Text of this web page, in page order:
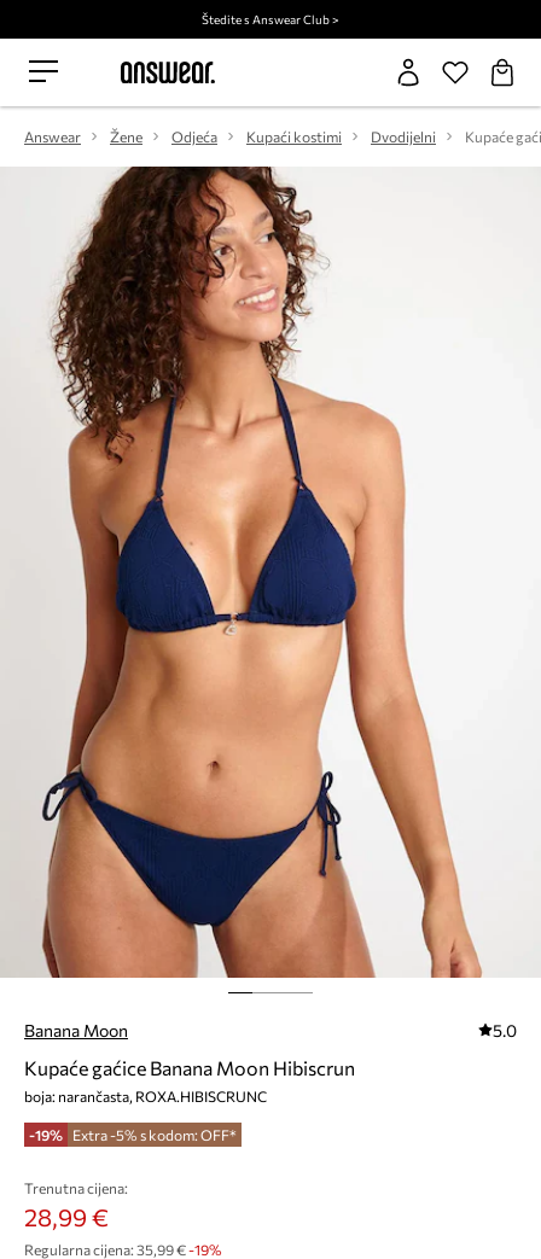
Štedite s Answear Club >
Answear Žene Odjeća Kupaći kostimi Dvodijelni
Banana Moon 5.0
Kupaće gaćice Banana Moon Hibiscrun
boja: narančasta, ROXA.HIBISCRUNC
-19% Extra -5% s kodom: OFF*
Trenutna cijena:
28,99 €
Regularna cijena: 35,99 €-19%